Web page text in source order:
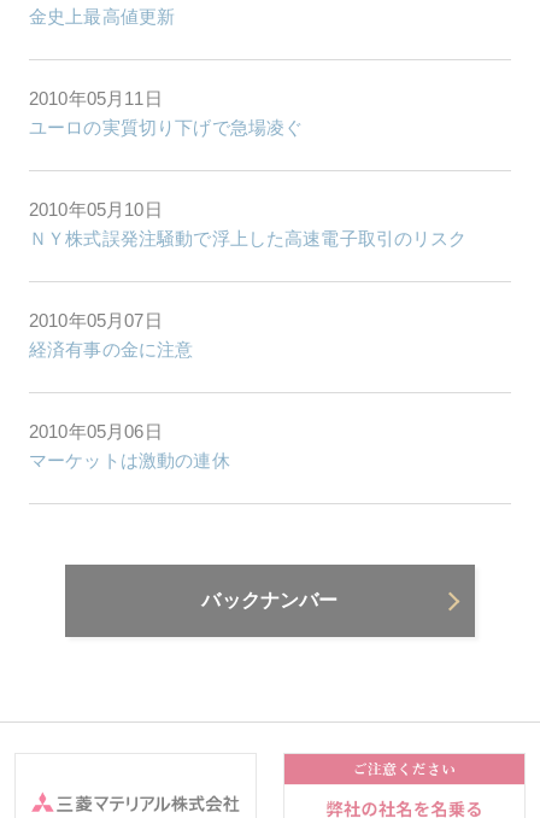
金史上最高値更新
2010年05月11日
ユーロの実質切り下げで急場凌ぐ
2010年05月10日
ＮＹ株式誤発注騒動で浮上した高速電子取引のリスク
2010年05月07日
経済有事の金に注意
2010年05月06日
マーケットは激動の連休
バックナンバー